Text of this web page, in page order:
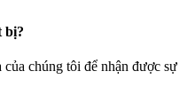
bị?
chúng tôi để nhận được sự